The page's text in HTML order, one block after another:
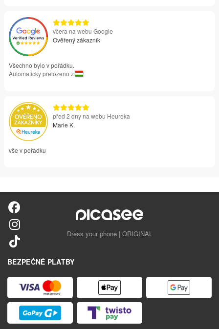
včera na webu Google
Ověřený zákazník
Všechno bylo v pořádku.
Automaticky přeloženo z
před 2 dny na webu Heureka
Marie K.
vše v pořádku
Dress your phone | ORIGINAL
BEZPEČNÉ PLATBY